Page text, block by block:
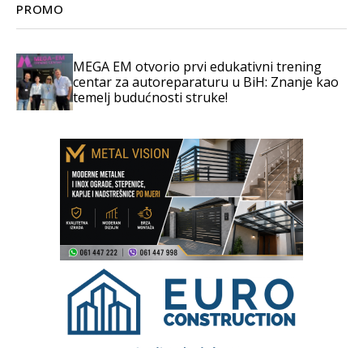
PROMO
MEGA EM otvorio prvi edukativni trening
centar za autoreparaturu u BiH: Znanje kao
temelj budućnosti struke!